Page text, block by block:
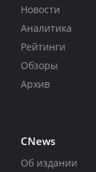
Новости
Аналитика
Рейтинги
Обзоры
Архив
CNews
Об издании